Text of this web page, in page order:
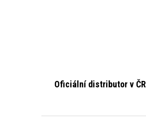
Oficiální distributor v ČR